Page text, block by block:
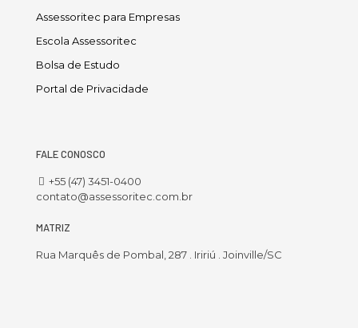
Assessoritec para Empresas
Escola Assessoritec
Bolsa de Estudo
Portal de Privacidade
FALE CONOSCO
+55 (47) 3451-0400
contato@assessoritec.com.br
MATRIZ
Rua Marquês de Pombal, 287 . Iririú . Joinville/SC